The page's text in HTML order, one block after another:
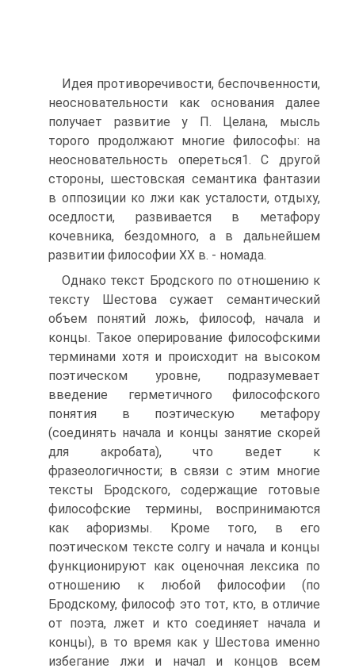
Идея противоречивости, беспочвенности,
неосновательности как основания далее
получает развитие у П. Целана, мысль
торого продолжают многие философы: на
неосновательность опереться1. С другой
стороны, шестовская семантика фантазии
в оппозиции ко лжи как усталости, отдыху,
оседлости, развивается в метафору
кочевника, бездомного, а в дальнейшем
развитии философии ХХ в. - номада.
Однако текст Бродского по отношению к
тексту Шестова сужает семантический
объем понятий ложь, философ, начала и
концы. Такое оперирование философскими
терминами хотя и происходит на высоком
поэтическом уровне, подразумевает
введение герметичного философского
понятия в поэтическую метафору
(соединять начала и концы занятие скорей
для акробата), что ведет к
фразеологичности; в связи с этим многие
тексты Бродского, содержащие готовые
философские термины, воспринимаются
как афоризмы. Кроме того, в его
поэтическом тексте солгу и начала и концы
функционируют как оценочная лексика по
отношению к любой философии (по
Бродскому, философ это тот, кто, в отличие
от поэта, лжет и кто соединяет начала и
концы), в то время как у Шестова именно
избегание лжи и начал и концов всем